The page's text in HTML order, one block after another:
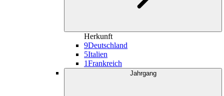
Herkunft
9Deutschland
5Italien
1Frankreich
Jahrgang